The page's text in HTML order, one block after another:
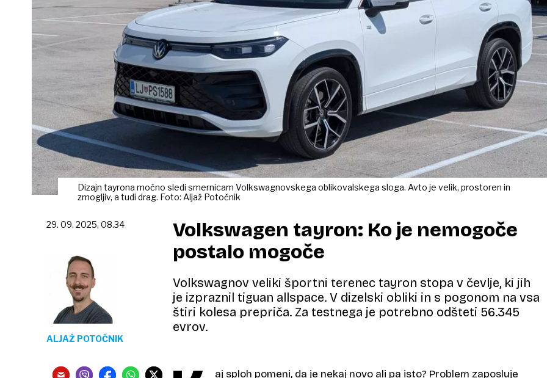
Dizajn tayrona močno sledi smernicam Volkswagnovskega oblikovalskega sloga. Avto je velik, prostoren in
zmogljiv, a tudi drag. Foto: Aljaž Potočnik
Volkswagen tayron: Ko je nemogoče
postalo mogoče
Volkswagnov veliki športni terenec tayron stopa v čevlje, ki jih
je izpraznil tiguan allspace. V dizelski obliki in s pogonom na vsa
štiri kolesa prepriča. Za testnega je potrebno odšteti 56.345
evrov.
29. 09. 2025, 08.34
ALJAŽ POTOČNIK
aj sploh pomeni, da je nekaj novo ali pa isto? Problem zaposluje